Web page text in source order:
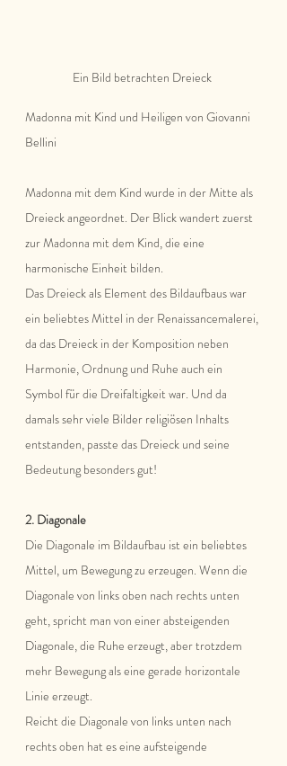
Ein Bild betrachten Dreieck
Madonna mit Kind und Heiligen von Giovanni
Bellini
Madonna mit dem Kind wurde in der Mitte als
Dreieck angeordnet. Der Blick wandert zuerst
zur Madonna mit dem Kind, die eine
harmonische Einheit bilden.
Das Dreieck als Element des Bildaufbaus war
ein beliebtes Mittel in der Renaissancemalerei,
da das Dreieck in der Komposition neben
Harmonie, Ordnung und Ruhe auch ein
Symbol für die Dreifaltigkeit war. Und da
damals sehr viele Bilder religiösen Inhalts
entstanden, passte das Dreieck und seine
Bedeutung besonders gut!
2. Diagonale
Die Diagonale im Bildaufbau ist ein beliebtes
Mittel, um Bewegung zu erzeugen. Wenn die
Diagonale von links oben nach rechts unten
geht, spricht man von einer absteigenden
Diagonale, die Ruhe erzeugt, aber trotzdem
mehr Bewegung als eine gerade horizontale
Linie erzeugt.
Reicht die Diagonale von links unten nach
rechts oben hat es eine aufsteigende